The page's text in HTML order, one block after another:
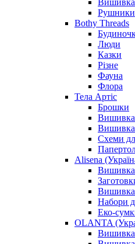
Рушники
Bothy Threads
Люди
Казки
Різне
Фауна
Флора
Тела Артіс
Брошки
Вишивка
Вишивка
Схеми
Alisena
Вишивка
Вишивка
Набори
Еко-
OLANTA
Вишивка